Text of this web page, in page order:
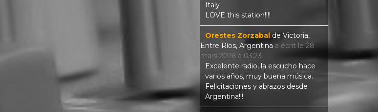
Italy
LOVE this station!!!!
Orestes Zorzabal de Victoria,
Entre Ríos, Argentina a écrit le 28
mars 2026 à 03:23
Excelente radio, la escucho hace
varios años, muy buena música.
Felicitaciones y abrazos desde
Argentina!!!